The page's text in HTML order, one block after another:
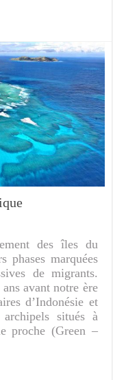
des îles du
phases marquées
de migrants.
avant notre ère
d’Indonésie et
situés à
proche (Green –